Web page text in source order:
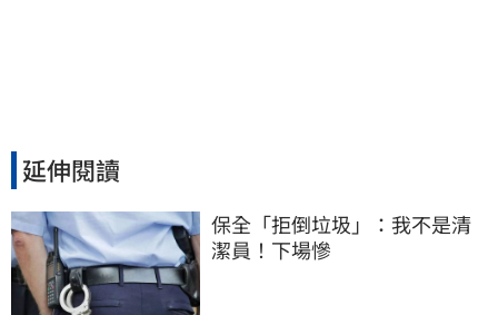
延伸閱讀
保全「拒倒垃圾」：我不是清
潔員！下場慘